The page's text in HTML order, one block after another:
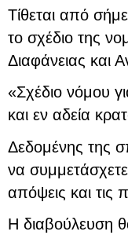
Τίθεται από
το σχέδιο της
Διαφάνειας και
«Σχέδιο νόμου
και εν αδεία
Δεδομένης της
να
απόψεις και τις
Η διαβούλευση